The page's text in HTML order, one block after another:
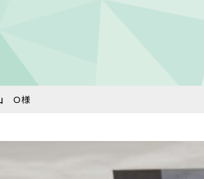
Ｏ様